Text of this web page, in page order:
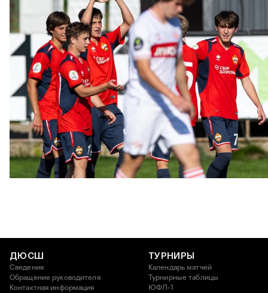
ЮФЛ: Московское дерби на «Октябре»
3 АВГУСТА 2026 14:15
ДЮСШ
Сведения
Обращение руководителя
Контактная информация
ТУРНИРЫ
Календарь матчей
Турнирные таблицы
ЮФЛ-1